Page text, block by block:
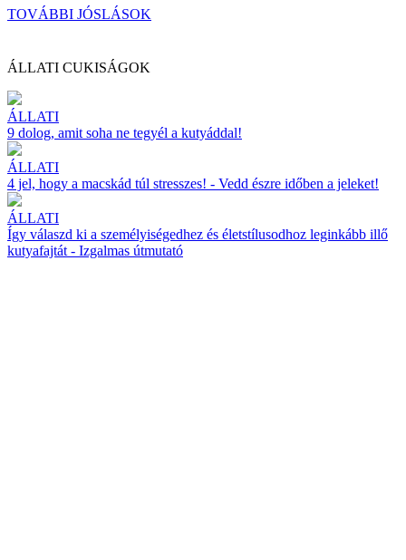
TOVÁBBI JÓSLÁSOK
ÁLLATI CUKISÁGOK
ÁLLATI
9 dolog, amit soha ne tegyél a kutyáddal!
ÁLLATI
4 jel, hogy a macskád túl stresszes! - Vedd észre időben a jeleket!
ÁLLATI
Így válaszd ki a személyiségedhez és életstílusodhoz leginkább illő
kutyafajtát - Izgalmas útmutató